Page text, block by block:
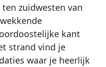
zuidwesten van
kant
strand vind je
waar je heerlijk